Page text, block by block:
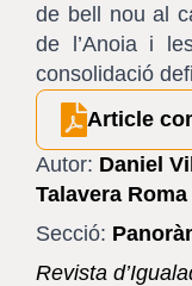
de bell nou al
de l’Anoia i
consolidació
Article
Autor: Daniel
Talavera Roma
Secció:
Revista